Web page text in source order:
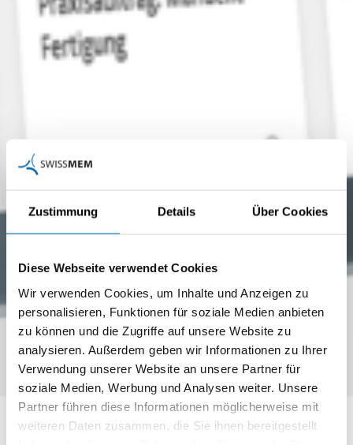
Zustimmung Details Über Cookies
Diese Webseite verwendet Cookies
Wir verwenden Cookies, um Inhalte und Anzeigen zu
personalisieren, Funktionen für soziale Medien anbieten
zu können und die Zugriffe auf unsere Website zu
analysieren. Außerdem geben wir Informationen zu Ihrer
Verwendung unserer Website an unsere Partner für
soziale Medien, Werbung und Analysen weiter. Unsere
Partner führen diese Informationen möglicherweise mit
weiteren Daten zusammen, die Sie ihnen bereitgestellt
techLEARN:
Unterstützung für den
Einstieg in die
Lernumgebung